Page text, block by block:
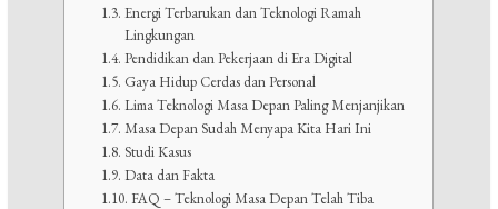
Energi Terbarukan dan Teknologi Ramah
Lingkungan
Pendidikan dan Pekerjaan di Era Digital
Gaya Hidup Cerdas dan Personal
Lima Teknologi Masa Depan Paling Menjanjikan
Masa Depan Sudah Menyapa Kita Hari Ini
Studi Kasus
Data dan Fakta
FAQ – Teknologi Masa Depan Telah Tiba